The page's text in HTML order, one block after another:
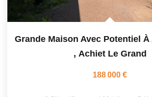
, Achiet Le Grand
188 000 €